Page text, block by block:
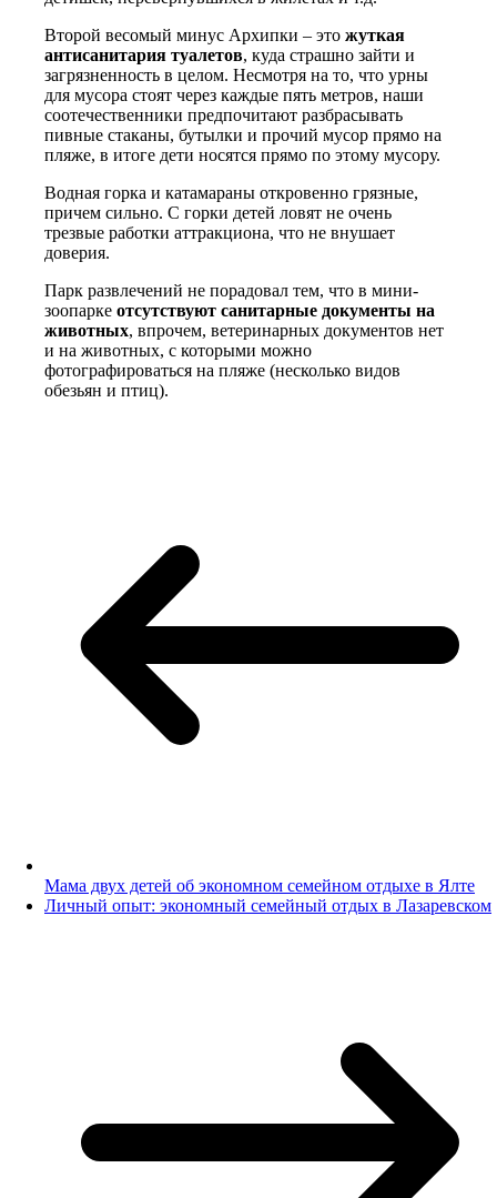
Второй весомый минус Архипки – это жуткая
антисанитария туалетов, куда страшно зайти и
загрязненность в целом. Несмотря на то, что урны
для мусора стоят через каждые пять метров, наши
соотечественники предпочитают разбрасывать
пивные стаканы, бутылки и прочий мусор прямо на
пляже, в итоге дети носятся прямо по этому мусору.
Водная горка и катамараны откровенно грязные,
причем сильно. С горки детей ловят не очень
трезвые работки аттракциона, что не внушает
доверия.
Парк развлечений не порадовал тем, что в мини-
зоопарке отсутствуют санитарные документы на
животных, впрочем, ветеринарных документов нет
и на животных, с которыми можно
фотографироваться на пляже (несколько видов
обезьян и птиц).
Мама двух детей об экономном семейном отдыхе в Ялте
Личный опыт: экономный семейный отдых в Лазаревском